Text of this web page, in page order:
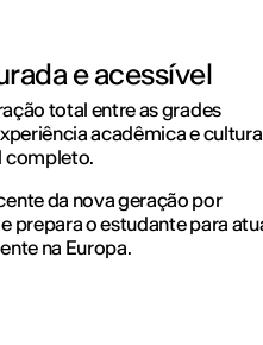
e acessível
total entre as grades
acadêmica e
completo.
da nova geração por
prepara o estudante para
na Europa.